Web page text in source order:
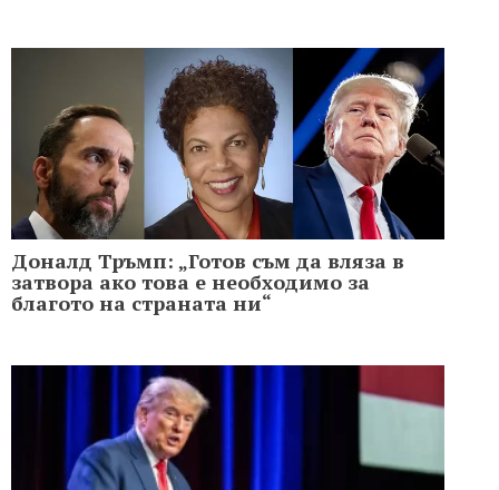
Доналд Тръмп: „Готов съм да вляза в
затвора ако това е необходимо за
благото на страната ни“